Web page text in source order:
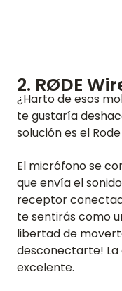
2. RØDE
¿Harto de esos
te gustaría
solución es el
El micrófono se
que envía el
receptor
te sentirás como
libertad de
desconectarte! La
excelente.